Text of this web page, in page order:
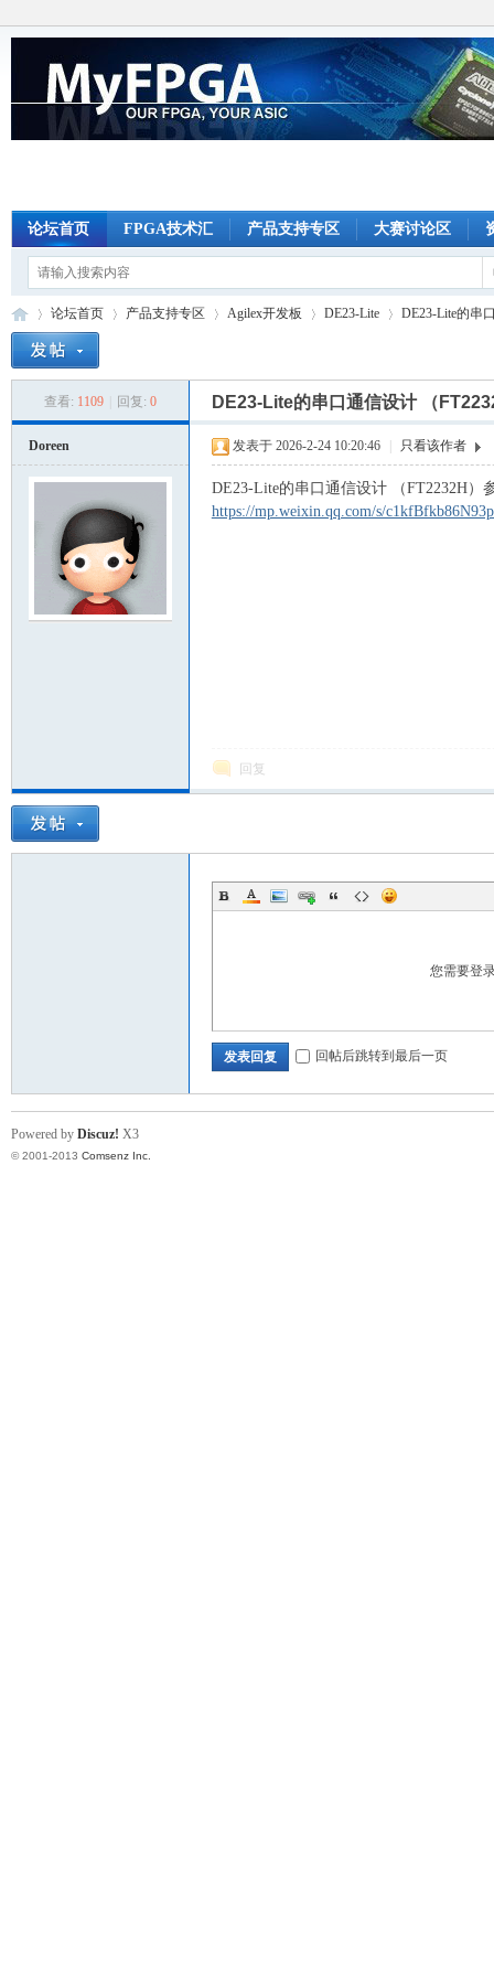
论坛首页 FPGA技术汇 产品支持专区 大赛讨论区
PG
论坛首页
›
产品支持专区 Agilex开发板
›
DE23-Lite
›
DE23-Lite的串
查看: 1109 回复: 0 DE23-Lite的串口通信设计 （
Doreen 发表于 2026-2-24 10:20:46 只看该作者
DE23-Lite的串口通信设计 （FT2232H
https://mp.weixin.qq.com/s/
回复
您需要登
发表回复 回帖后跳转到最后一页
Powered by Discuz! X3
© 2001-2013 Comsenz Inc.